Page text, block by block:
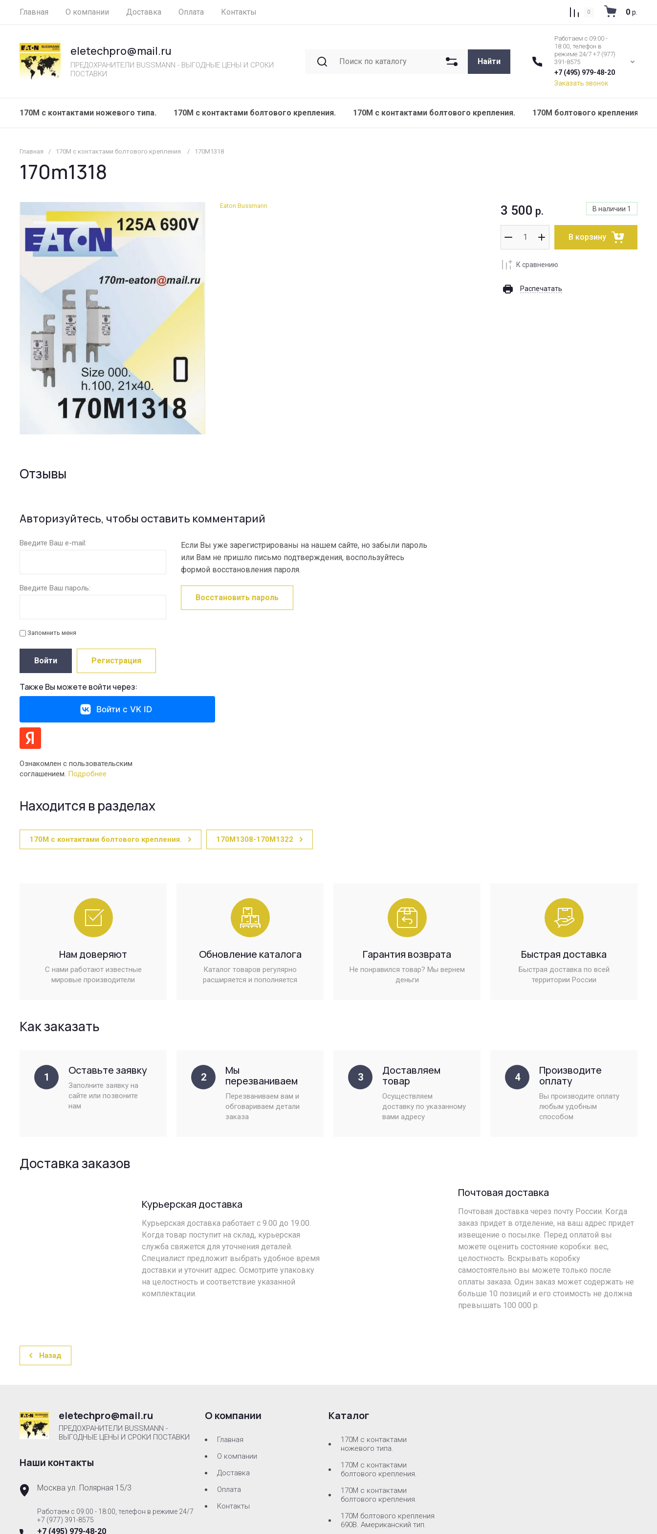
Главная О компании Доставка Оплата Контакты 0 0 р.
eletechpro@mail.ru
ПРЕДОХРАНИТЕЛИ BUSSMANN - ВЫГОДНЫЕ ЦЕНЫ И СРОКИ
ПОСТАВКИ
Найти
Работаем с 09:00 -
18:00, телефон в
режиме 24/7 +7 (977)
391-8575
+7 (495) 979-48-20
Заказать звонок
170M с контактами ножевого типа. 170М с контактами болтового крепления. 170M с контактами болтового крепления. 170M болтового крепления
Главная / 170М с контактами болтового крепления. / 170M1318
170m1318
Eaton Bussmann В наличии 1
3 500 р.
В корзину
К сравнению
Распечатать
Отзывы
Авторизуйтесь, чтобы оставить комментарий
Введите Ваш e-mail:
Введите Ваш пароль:
Запомнить меня
Войти Регистрация
Если Вы уже зарегистрированы на нашем сайте, но забыли пароль
или Вам не пришло письмо подтверждения, воспользуйтесь
формой восстановления пароля.
Восстановить пароль
Также Вы можете войти через:
Войти с VK ID
Ознакомлен с пользовательским
соглашением. Подробнее
Находится в разделах
170М с контактами болтового крепления. 170M1308-170M1322
Нам доверяют
С нами работают известные
мировые производители
Обновление каталога
Каталог товаров регулярно
расширяется и пополняется
Гарантия возврата
Не понравился товар? Мы вернем
деньги
Быстрая доставка
Быстрая доставка по всей
территории России
Как заказать
1
Оставьте заявку
Заполните заявку на
сайте или позвоните
нам
2
Мы
перезваниваем
Перезваниваем вам и
обговариваем детали
заказа
3
Доставляем
товар
Осуществляем
доставку по указанному
вами адресу
4
Производите
оплату
Вы производите оплату
любым удобным
способом
Доставка заказов
Курьерская доставка
Курьерская доставка работает с 9.00 до 19.00.
Когда товар поступит на склад, курьерская
служба свяжется для уточнения деталей.
Специалист предложит выбрать удобное время
доставки и уточнит адрес. Осмотрите упаковку
на целостность и соответствие указанной
комплектации.
Почтовая доставка
Почтовая доставка через почту России. Когда
заказ придет в отделение, на ваш адрес придет
извещение о посылке. Перед оплатой вы
можете оценить состояние коробки: вес,
целостность. Вскрывать коробку
самостоятельно вы можете только после
оплаты заказа. Один заказ может содержать не
больше 10 позиций и его стоимость не должна
превышать 100 000 р.
Назад
eletechpro@mail.ru
ПРЕДОХРАНИТЕЛИ BUSSMANN -
ВЫГОДНЫЕ ЦЕНЫ И СРОКИ ПОСТАВКИ
Наши контакты
Москва ул. Полярная 15/3
Работаем с 09:00 - 18:00, телефон в режиме 24/7
+7 (977) 391-8575
+7 (495) 979-48-20
О компании
Главная
О компании
Доставка
Оплата
Контакты
Каталог
170M с контактами
ножевого типа.
170М с контактами
болтового крепления.
170M с контактами
болтового крепления.
170M болтового крепления
690В. Американский тип.